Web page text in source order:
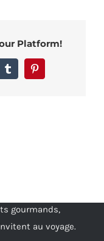
Platform!
Tumblr
gourmands,
au voyage.